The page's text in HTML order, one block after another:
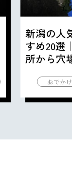
新潟の人
すめ20選
所から穴
おでか